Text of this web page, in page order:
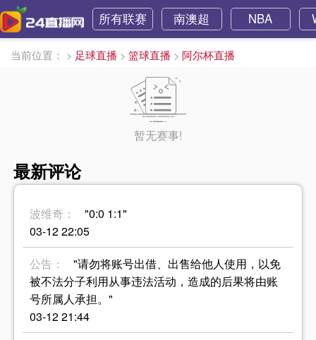
所有联赛 南澳超 NBA
当前位置： > 足球直播 > 篮球直播 > 阿尔杯直播
暂无赛事!
最新评论
波维奇：
"0:0 1:1"
03-12 22:05
公告：
"请勿将账号出借、出售给他人使用，以免
被不法分子利用从事违法活动，造成的后果将由账
号所属人承担。"
03-12 21:44